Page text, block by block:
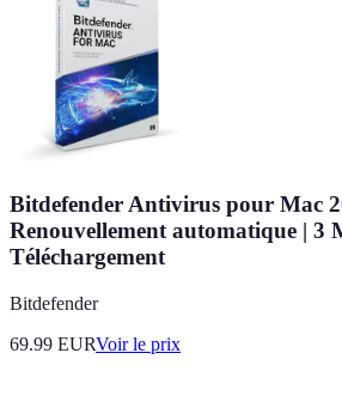
Bitdefender Antivirus pour Mac
Renouvellement automatique | 3
Téléchargement
Bitdefender
69.99 EURVoir le prix